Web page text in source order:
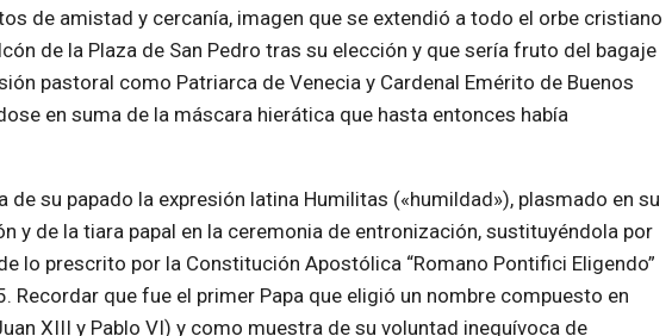
de amistad y cercanía, imagen que se extendió a todo el orbe cristiano
de la Plaza de San Pedro tras su elección y que sería fruto del bagaje
pastoral como Patriarca de Venecia y Cardenal Emérito de Buenos
en suma de la máscara hierática que hasta entonces había
de su papado la expresión latina Humilitas («humildad»), plasmado en su
y de la tiara papal en la ceremonia de entronización, sustituyéndola por
lo prescrito por la Constitución Apostólica “Romano Pontifici Eligendo”
Recordar que fue el primer Papa que eligió un nombre compuesto en
XIII y Pablo VI) y como muestra de su voluntad inequívoca de